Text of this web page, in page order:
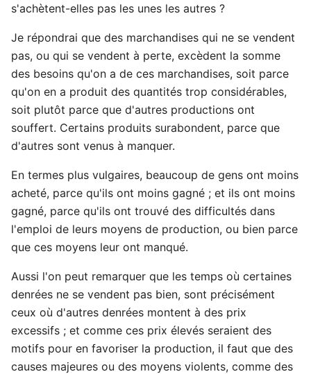
s'achètent-elles pas les unes les autres ?
Je répondrai que des marchandises qui ne se vendent
pas, ou qui se vendent à perte, excèdent la somme
des besoins qu'on a de ces marchandises, soit parce
qu'on en a produit des quantités trop considérables,
soit plutôt parce que d'autres productions ont
souffert. Certains produits surabondent, parce que
d'autres sont venus à manquer.
En termes plus vulgaires, beaucoup de gens ont moins
acheté, parce qu'ils ont moins gagné ; et ils ont moins
gagné, parce qu'ils ont trouvé des difficultés dans
l'emploi de leurs moyens de production, ou bien parce
que ces moyens leur ont manqué.
Aussi l'on peut remarquer que les temps où certaines
denrées ne se vendent pas bien, sont précisément
ceux où d'autres denrées montent à des prix
excessifs ; et comme ces prix élevés seraient des
motifs pour en favoriser la production, il faut que des
causes majeures ou des moyens violents, comme des